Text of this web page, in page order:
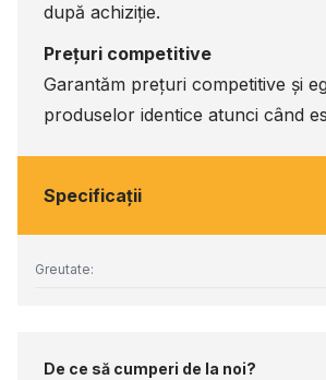
după achiziție.
Prețuri competitive
Garantăm prețuri competitive și
produselor identice atunci când
Specificaţii
Greutate:
De ce să cumperi de la noi?